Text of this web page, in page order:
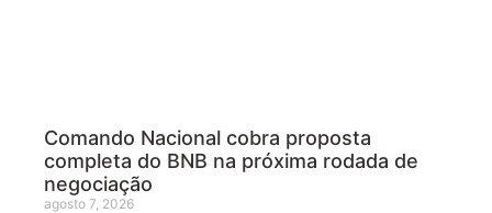
Comando Nacional cobra proposta
completa do BNB na próxima rodada de
negociação
agosto 7, 2026